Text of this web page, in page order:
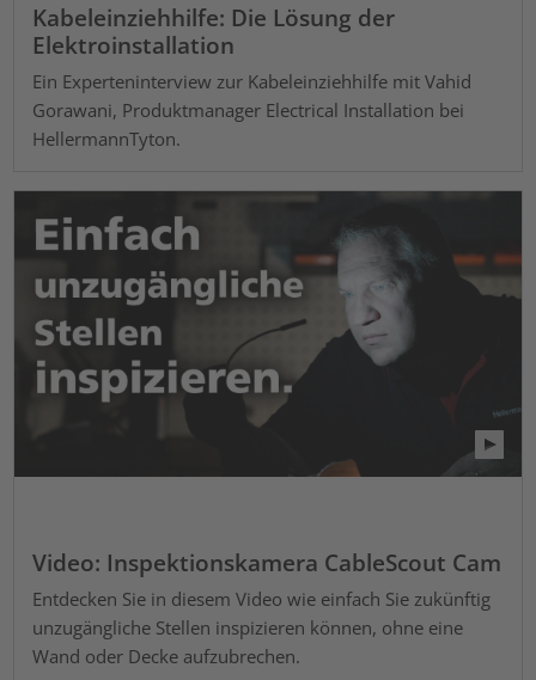
Kabeleinziehhilfe: Die Lösung der
Elektroinstallation
Ein Experteninterview zur Kabeleinziehhilfe mit Vahid
Gorawani, Produktmanager Electrical Installation bei
HellermannTyton.
Video: Inspektionskamera CableScout Cam
Entdecken Sie in diesem Video wie einfach Sie zukünftig
unzugängliche Stellen inspizieren können, ohne eine
Wand oder Decke aufzubrechen.